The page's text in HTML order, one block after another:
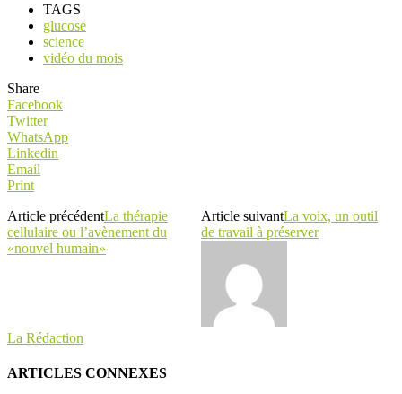
TAGS
glucose
science
vidéo du mois
Share
Facebook
Twitter
WhatsApp
Linkedin
Email
Print
Article précédentLa thérapie
cellulaire ou l’avènement du
«nouvel humain»
Article suivantLa voix, un outil
de travail à préserver
La Rédaction
ARTICLES CONNEXES